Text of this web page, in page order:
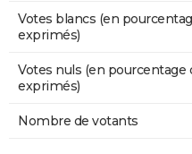
Votes blancs (en
exprimés)
Votes nuls (en pourcentage
exprimés)
Nombre de votants